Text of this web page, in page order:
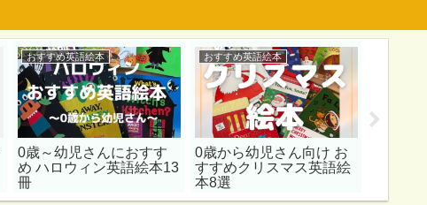
おすすめ英語絵本
0歳～幼児さんにおすす
め ハロウィン英語絵本13
冊
おすすめ英語絵本
0歳から幼児さん向け お
すすめクリスマス英語絵
本8選